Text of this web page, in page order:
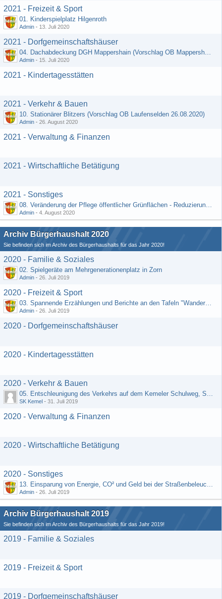
2021 - Freizeit & Sport
01. Kinderspielplatz Hilgenroth
Admin - 13. Juli 2020
2021 - Dorfgemeinschaftshäuser
04. Dachabdeckung DGH Mappershain (Vorschlag OB Mappershain vom 01.07.2020)
Admin - 15. Juli 2020
2021 - Kindertagesstätten
2021 - Verkehr & Bauen
10. Stationärer Blitzers (Vorschlag OB Laufenselden 26.08.2020)
Admin - 26. August 2020
2021 - Verwaltung & Finanzen
2021 - Wirtschaftliche Betätigung
2021 - Sonstiges
08. Veränderung der Pflege öffentlicher Grünflächen - Reduzierung der Kosten (Schriftlicher Vorschlag von Hr. Rädiker vom 24.07.2020)
Admin - 4. August 2020
Archiv Bürgerhaushalt 2020
Sie befinden sich im Archiv des Bürgerhaushalts für das Jahr 2020!
2020 - Familie & Soziales
02. Spielgeräte am Mehrgenerationenplatz in Zorn
Admin - 26. Juli 2019
2020 - Freizeit & Sport
03. Spannende Erzählungen und Berichte an den Tafeln "Wandernetz Wisper Trails"
Admin - 26. Juli 2019
2020 - Dorfgemeinschaftshäuser
2020 - Kindertagesstätten
2020 - Verkehr & Bauen
05. Entschleunigung des Verkehrs auf dem Kemeler Schulweg, Straße "Schäfers Resch"
SK Kemel - 31. Juli 2019
2020 - Verwaltung & Finanzen
2020 - Wirtschaftliche Betätigung
2020 - Sonstiges
13. Einsparung von Energie, CO² und Geld bei der Straßenbeleuchtung (Vorschlag von H. Rädiker, Laufenselden)
Admin - 26. Juli 2019
Archiv Bürgerhaushalt 2019
Sie befinden sich im Archiv des Bürgerhaushalts für das Jahr 2019!
2019 - Familie & Soziales
2019 - Freizeit & Sport
2019 - Dorfgemeinschaftshäuser